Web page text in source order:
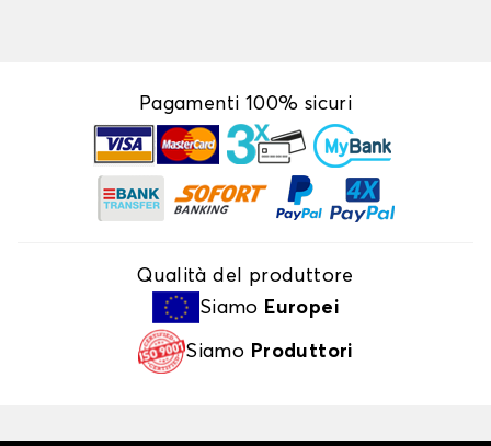
Pagamenti 100% sicuri
Qualità del produttore
Siamo Europei
Siamo Produttori